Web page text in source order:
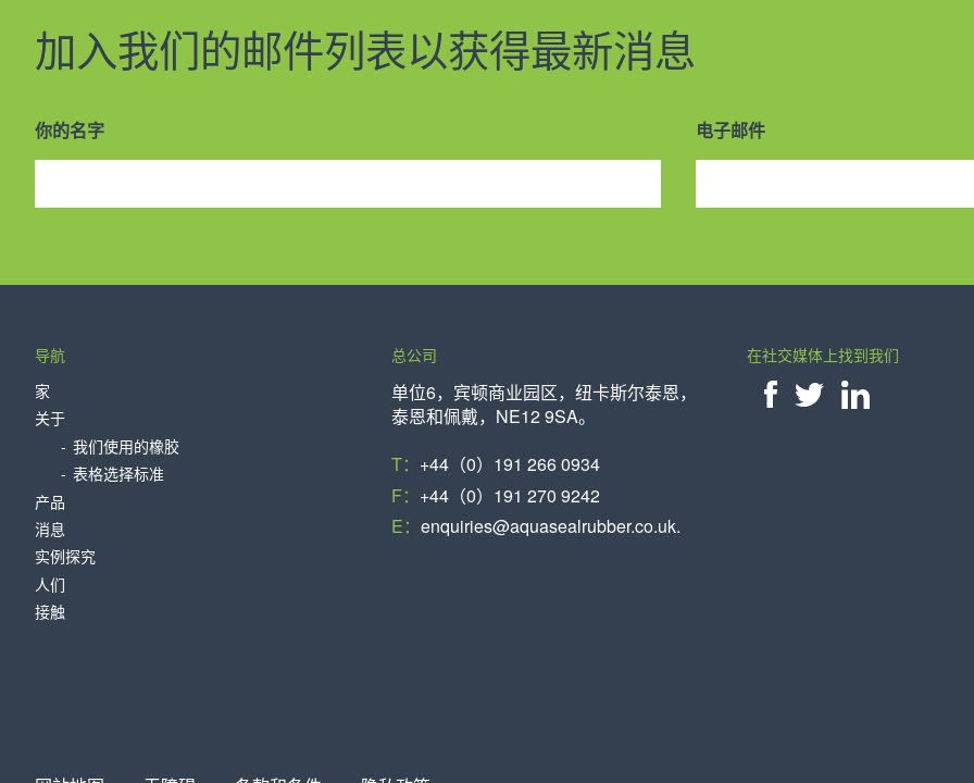
加入我们的邮件列表以获得最新消息
你的名字 电子邮件
导航
家
关于
我们使用的橡胶
表格选择标准
产品
消息
实例探究
人们
接触
总公司
单位6，宾顿商业园区，纽卡斯尔泰恩，
泰恩和佩戴，NE12 9SA。
T： +44（0）191 266 0934
F： +44（0）191 270 9242
E： enquiries@aquasealrubber.co.uk.
在社交媒体上找到我们